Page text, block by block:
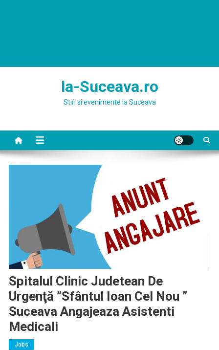
la-Suceava.ro
Stiri si evenimente la Suceava
Spitalul Clinic Judetean De
Urgenţă ”Sfântul Ioan Cel Nou ”
Suceava Angajeaza Asistenti
Medicali
Jobs